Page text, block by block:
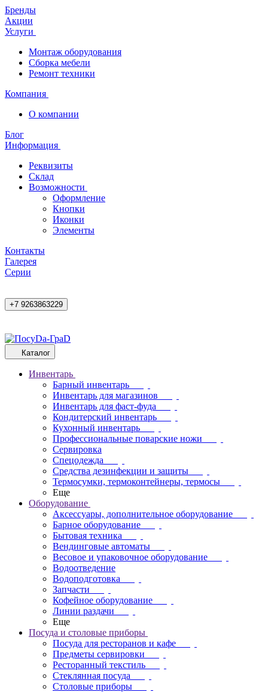
Бренды
Акции
Услуги
Монтаж оборудования
Сборка мебели
Ремонт техники
Компания
О компании
Блог
Информация
Реквизиты
Склад
Возможности
Оформление
Кнопки
Иконки
Элементы
Контакты
Галерея
Cерии
+7 9263863229
Каталог
Инвентарь
Барный инвентарь
Инвентарь для магазинов
Инвентарь для фаст-фуда
Кондитерский инвентарь
Кухонный инвентарь
Профессиональные поварские ножи
Сервировка
Спецодежда
Средства дезинфекции и защиты
Термосумки, термоконтейнеры, термосы
Еще
Оборудование
Аксессуары, дополнительное оборудование
Барное оборудование
Бытовая техника
Вендинговые автоматы
Весовое и упаковочное оборудование
Водоотведение
Водоподготовка
Запчасти
Кофейное оборудование
Линии раздачи
Еще
Посуда и столовые приборы
Посуда для ресторанов и кафе
Предметы сервировки
Ресторанный текстиль
Стеклянная посуда
Столовые приборы